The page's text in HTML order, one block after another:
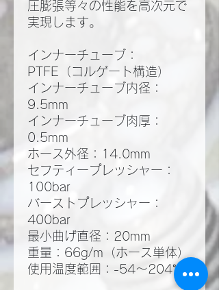
圧膨張等々の性能を高次元で
実現します。
インナーチューブ：
PTFE（コルゲート構造）
インナーチューブ内径：
9.5mm
インナーチューブ肉厚：
0.5mm
ホース外径：14.0mm
セフティープレッシャー：
100bar
バーストプレッシャー：
400bar
最小曲げ直径：20mm
重量：66g/m（ホース単体）
使用温度範囲：-54～204℃